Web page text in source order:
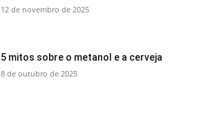
12 de novembro de 2025
5 mitos sobre o metanol e a cerveja
8 de outubro de 2025